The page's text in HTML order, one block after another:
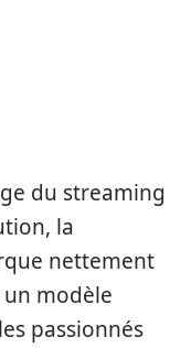
du streaming
la
nettement
un modèle
passionnés